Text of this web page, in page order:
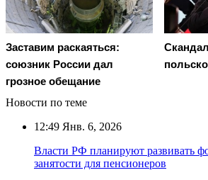
Заставим раскаяться:
союзник России дал
грозное обещание
Новости по теме
12:49 Янв. 6, 2026
Власти РФ планируют развивать
занятости для пенсионеров